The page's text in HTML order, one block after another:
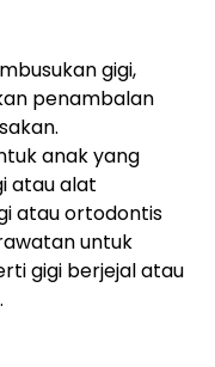
gigi,
penambalan
anak yang
atau alat
atau ortodontis
untuk
gigi berjejal atau